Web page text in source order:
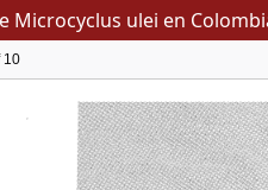
Microcyclus ulei en